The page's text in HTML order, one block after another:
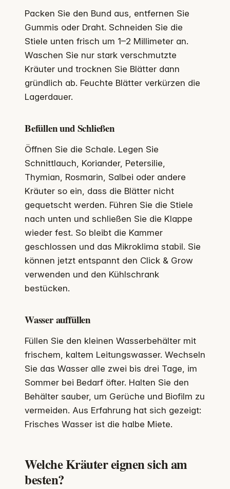
Packen Sie den Bund aus, entfernen Sie
Gummis oder Draht. Schneiden Sie die
Stiele unten frisch um 1–2 Millimeter an.
Waschen Sie nur stark verschmutzte
Kräuter und trocknen Sie Blätter dann
gründlich ab. Feuchte Blätter verkürzen die
Lagerdauer.
Befüllen und Schließen
Öffnen Sie die Schale. Legen Sie
Schnittlauch, Koriander, Petersilie,
Thymian, Rosmarin, Salbei oder andere
Kräuter so ein, dass die Blätter nicht
gequetscht werden. Führen Sie die Stiele
nach unten und schließen Sie die Klappe
wieder fest. So bleibt die Kammer
geschlossen und das Mikroklima stabil. Sie
können jetzt entspannt den Click & Grow
verwenden und den Kühlschrank
bestücken.
Wasser auffüllen
Füllen Sie den kleinen Wasserbehälter mit
frischem, kaltem Leitungswasser. Wechseln
Sie das Wasser alle zwei bis drei Tage, im
Sommer bei Bedarf öfter. Halten Sie den
Behälter sauber, um Gerüche und Biofilm zu
vermeiden. Aus Erfahrung hat sich gezeigt:
Frisches Wasser ist die halbe Miete.
Welche Kräuter eignen sich am
besten?